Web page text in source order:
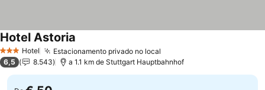
3 EstrelasHotel Estacionamento privado no local
Hotel Astoria
6,5 8.543 a 1.1 km de Stuttgart Hauptbahnhof